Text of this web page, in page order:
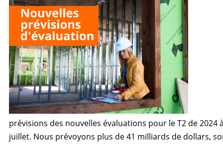
prévisions des nouvelles évaluations pour le T2 de 2024
juillet. Nous prévoyons plus de 41 milliards de dollars,